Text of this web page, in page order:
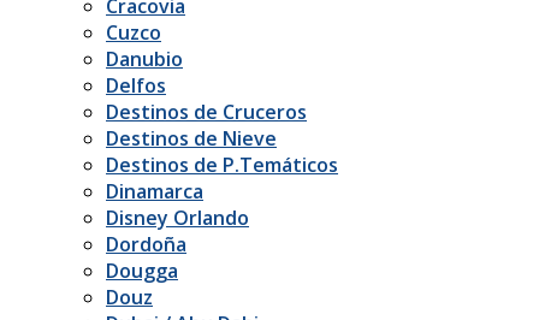
Cracovia
Cuzco
Danubio
Delfos
Destinos de Cruceros
Destinos de Nieve
Destinos de P.Temáticos
Dinamarca
Disney Orlando
Dordoña
Dougga
Douz